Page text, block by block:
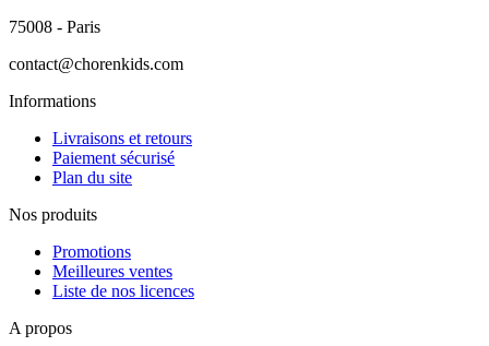
75008 - Paris
contact@chorenkids.com
Informations
Livraisons et retours
Paiement sécurisé
Plan du site
Nos produits
Promotions
Meilleures ventes
Liste de nos licences
A propos